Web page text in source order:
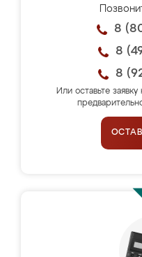
8
8
8
Или оставьте